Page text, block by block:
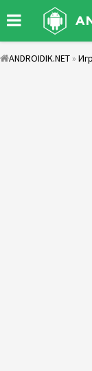
ANDROIDIK.NET »